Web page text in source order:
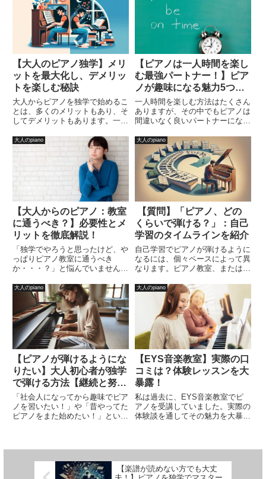
【大人のピアノ独学】メリ
ットを最大化し、デメリッ
トを楽しむ秘訣
大人からピアノを独学で始めるこ
とは、多くのメリットもあり、そ
してデメリットもあります。一番
い・やらない・諦める」だけど
ね・・・。でもそんな簡単に諦め
て欲しくないですね。今回は、大
人から始める独学ピアノのメリッ
トと...
【ピアノは一人時間を楽し
む最強パートナー！】ピア
ノが趣味になる魅力5つを
紹介
一人時間を楽しむ方法はたくさん
ありますが、その中でもピアノは
間違いなく良いパートナーにな
や読書、スポーツなども良いです
が、ピアノはそれ以上に勝るもの
があります。ピアノはただの楽器
ではなく、日常の雑音を忘れて音
楽...
大人のpiano
【大人からのピアノ：教室
に通うべき？】必要性とメ
リットを徹底解説！
「独学でやろうと思ったけど、や
っぱりピアノ教室に通うべき
か・・・？」と悩んでいません
ットを一気に解決してくれるの
が、ピアノ教室かな？やっぱここ
は独学では勝てないと思うよ。ピ
アノ教室に行けば、専門のプロ＝
先生がい...
大人のpiano
【質問】「ピアノ、どの
くらいで弾ける？」：自己
学習のタイムラインを紹介
自己学習でピアノが弾けるように
なるには、個々ペースによって異
なります。ピアノ教室、またはオ
ど色んな組み合わせによって上達
スピードも変わってきます。今回
は「ピアノ、どのくらいで弾け
る？」の疑問に対して、自己学習
大人のpiano
【ピアノが弾けるようにな
りたい】大人初心者が独学
で弾ける方法【継続と努力
のみ】
「社会人になってから趣味でピア
ノを習いたい！」や「昔やってた
ピアノをまた始めたい！」という
けば上手くなることはありませ
大人のpiano
【EYS音楽教室】実際の口
コミは？体験レッスンを大
暴露！
私は過去に、EYS音楽教室でピ
アノを受講していました。実際の
体験談を通してその魅力を大暴露
が特徴です。しかし、過去のス
ト...
【楽譜が読めない方でも大丈